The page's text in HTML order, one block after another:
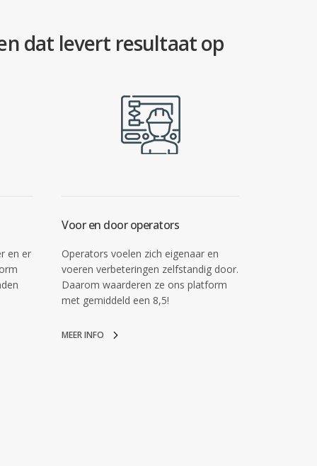
dat levert resultaat op
en er
Voor en door operators
Operators voelen zich eigenaar en
voeren verbeteringen zelfstandig door.
Daarom waarderen ze ons platform
met gemiddeld een 8,5!
MEER INFO